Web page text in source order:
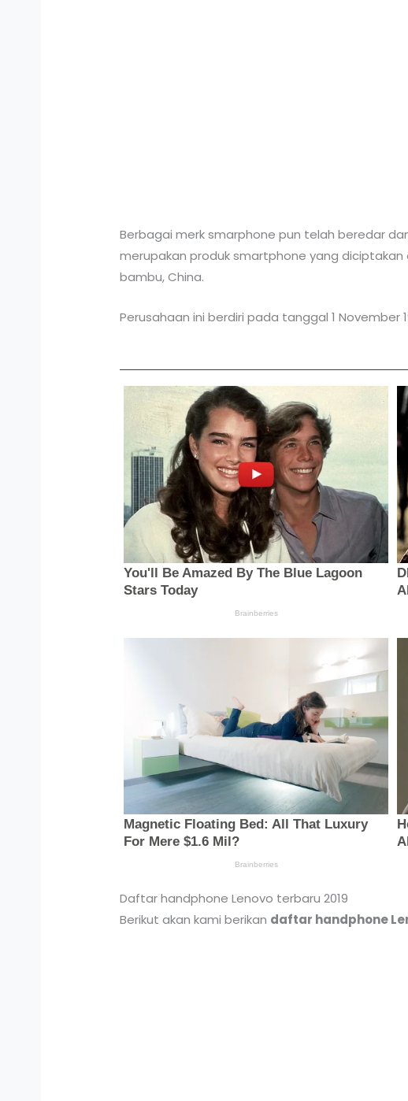
Berbagai merk smarphone pun telah beredar
merupakan produk smartphone yang
bambu, China.
Perusahaan ini berdiri pada tanggal 1 November
Daftar handphone Lenovo terbaru 2019
Berikut akan kami berikan daftar handphone